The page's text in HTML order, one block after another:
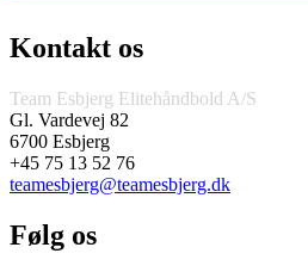
Kontakt os
Team Esbjerg Elitehåndbold A/S
Gl. Vardevej 82
6700 Esbjerg
+45 75 13 52 76
teamesbjerg@teamesbjerg.dk
Følg os